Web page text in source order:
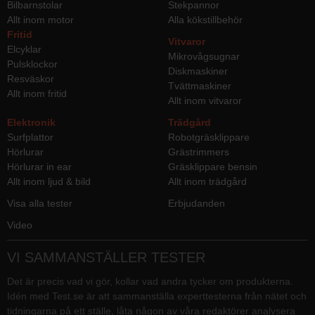
Bilbarnstolar
Allt inom motor
Stekpannor
Alla kökstillbehör
Fritid
Elcyklar
Pulsklockor
Resväskor
Allt inom fritid
Vitvaror
Mikrovågsugnar
Diskmaskiner
Tvättmaskiner
Allt inom vitvaror
Elektronik
Surfplattor
Hörlurar
Hörlurar in ear
Allt inom ljud & bild
Trädgård
Robotgräsklippare
Grästrimmers
Gräsklippare bensin
Allt inom trädgård
Visa alla tester
Erbjudanden
Video
VI SAMMANSTÄLLER TESTER
Det är precis vad vi gör, kollar vad andra tycker om produkterna.
Idén med Test.se är att sammanställa experttesterna från nätet och
tidningarna på ett ställe, låta någon av våra redaktörer analysera